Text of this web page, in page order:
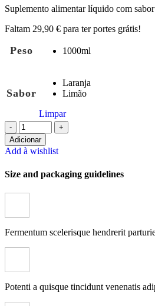
Suplemento alimentar líquido com
Faltam 29,90 € para ter portes grátis!
Peso 1000ml
Sabor
Laranja
Limão
Limpar
Quantidade
de
Biotech
Liquid
Adicionar
Add à wishlist
Size and packaging guidelines
Fermentum scelerisque hendrerit
Potenti a quisque tincidunt venenatis